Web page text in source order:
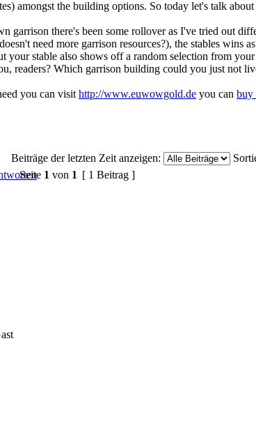
amongst the building options. So today let's talk
garrison there's been some rollover as I've tried out
need more garrison resources?), the stables
your stable also shows off a random selection from
readers? Which garrison building could you just not
you can visit http://www.euwowgold.de you can buy
Beiträge der letzten Zeit anzeigen:
Seite 1 von 1 [ 1 Beitrag ]